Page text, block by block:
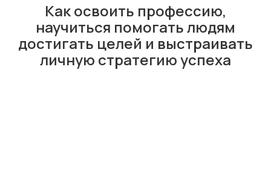
Как освоить профессию,
научиться помогать людям
достигать целей и выстраивать
личную стратегию успеха